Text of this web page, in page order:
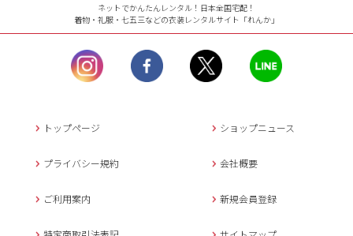
【お問い合わせ窓口（メー
ル）】10:00~17:00
土曜日、日曜日、臨
時休業日を除く。
営業時間外にいただ
返信させていただきま
年末年始、大型連休
メールでのお問い合わせ
ネットでかんたんレンタル！日本全国宅配！
着物・礼服・七五三などの衣装レンタルサイト「れんか」
トップページ ショップニュース
プライバシー規約 会社概要
ご利用案内 新規会員登録